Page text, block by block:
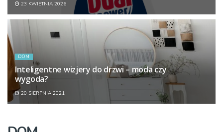
23 KWIETNIA 2026
DOM
Inteligentne wizjery do drzwi – moda czy
wygoda?
20 SIERPNIA 2021